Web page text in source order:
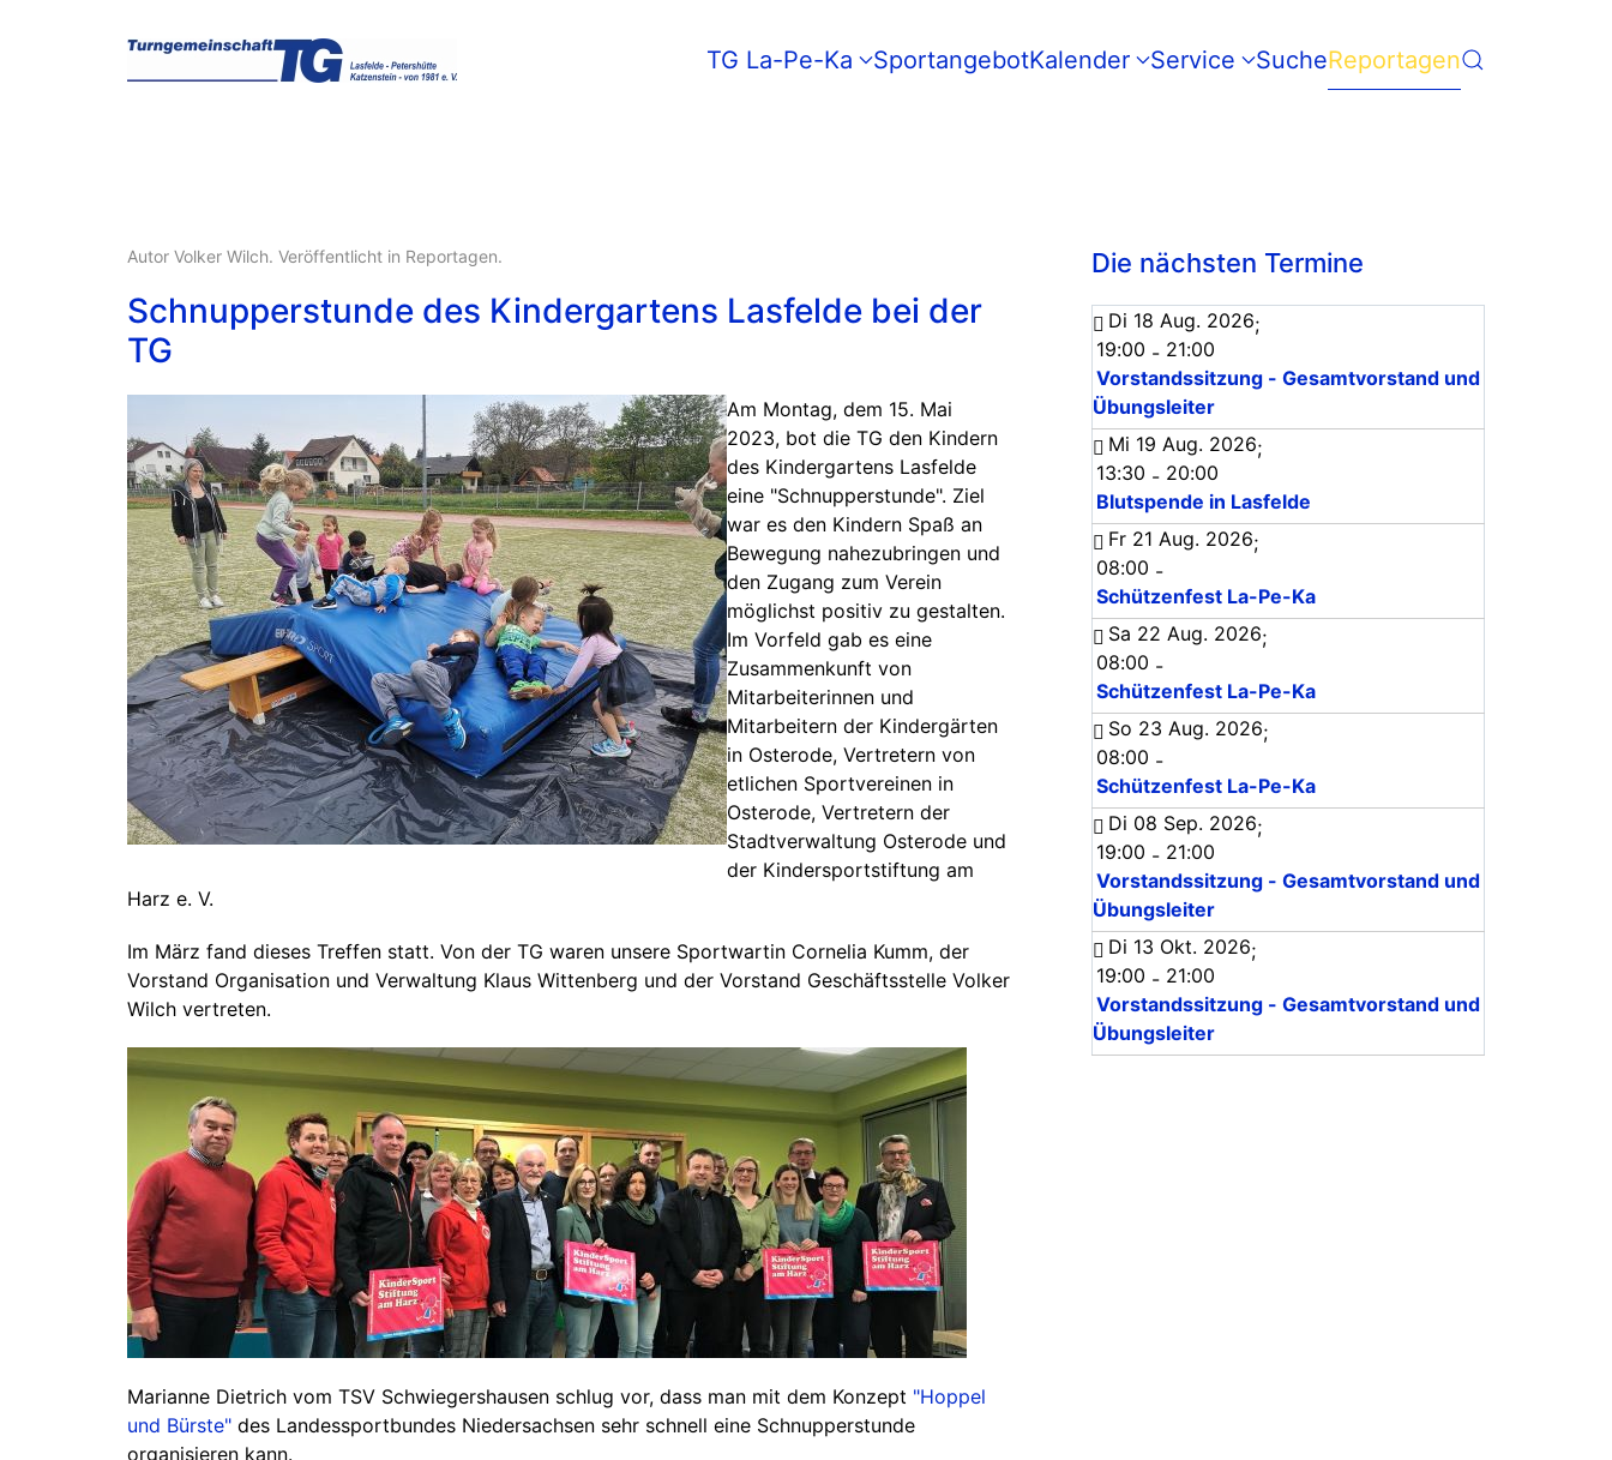
TG La-Pe-Ka SportangebotKalender Service SucheReportagen
Autor Volker Wilch. Veröffentlicht in Reportagen.
Schnupperstunde des Kindergartens Lasfelde bei der
TG
Am Montag, dem 15. Mai
2023, bot die TG den Kindern
des Kindergartens Lasfelde
eine "Schnupperstunde". Ziel
war es den Kindern Spaß an
Bewegung nahezubringen und
den Zugang zum Verein
möglichst positiv zu gestalten.
Im Vorfeld gab es eine
Zusammenkunft von
Mitarbeiterinnen und
Mitarbeitern der Kindergärten
in Osterode, Vertretern von
etlichen Sportvereinen in
Osterode, Vertretern der
Stadtverwaltung Osterode und
der Kindersportstiftung am
Harz e. V.
Im März fand dieses Treffen statt. Von der TG waren unsere Sportwartin Cornelia Kumm, der
Vorstand Organisation und Verwaltung Klaus Wittenberg und der Vorstand Geschäftsstelle Volker
Wilch vertreten.
Marianne Dietrich vom TSV Schwiegershausen schlug vor, dass man mit dem Konzept "Hoppel
und Bürste" des Landessportbundes Niedersachsen sehr schnell eine Schnupperstunde
organisieren kann.
Die nächsten Termine
Di 18 Aug. 2026;
19:00 - 21:00
Vorstandssitzung - Gesamtvorstand und
Übungsleiter
Mi 19 Aug. 2026;
13:30 - 20:00
Blutspende in Lasfelde
Fr 21 Aug. 2026;
08:00 -
Schützenfest La-Pe-Ka
Sa 22 Aug. 2026;
08:00 -
Schützenfest La-Pe-Ka
So 23 Aug. 2026;
08:00 -
Schützenfest La-Pe-Ka
Di 08 Sep. 2026;
19:00 - 21:00
Vorstandssitzung - Gesamtvorstand und
Übungsleiter
Di 13 Okt. 2026;
19:00 - 21:00
Vorstandssitzung - Gesamtvorstand und
Übungsleiter